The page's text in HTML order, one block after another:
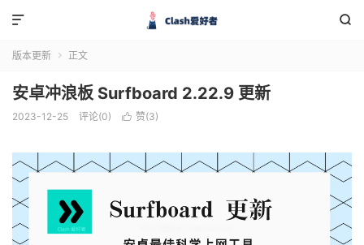


版本更新  正文
安卓冲浪板 Surfboard 2.22.9 更新
2023-12-25 评论(0)  赞(3)